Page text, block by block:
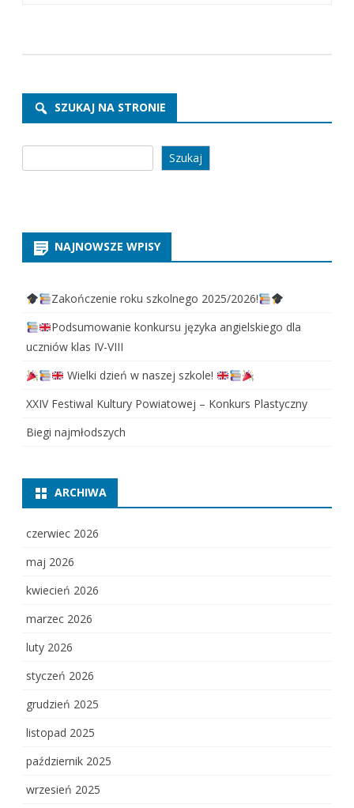
SZUKAJ NA STRONIE
Szukaj
NAJNOWSZE WPISY
Zakończenie roku szkolnego 2025/2026!
Podsumowanie konkursu języka angielskiego dla
uczniów klas IV-VIII
Wielki dzień w naszej szkole!
XXIV Festiwal Kultury Powiatowej – Konkurs Plastyczny
Biegi najmłodszych
ARCHIWA
czerwiec 2026
maj 2026
kwiecień 2026
marzec 2026
luty 2026
styczeń 2026
grudzień 2025
listopad 2025
październik 2025
wrzesień 2025